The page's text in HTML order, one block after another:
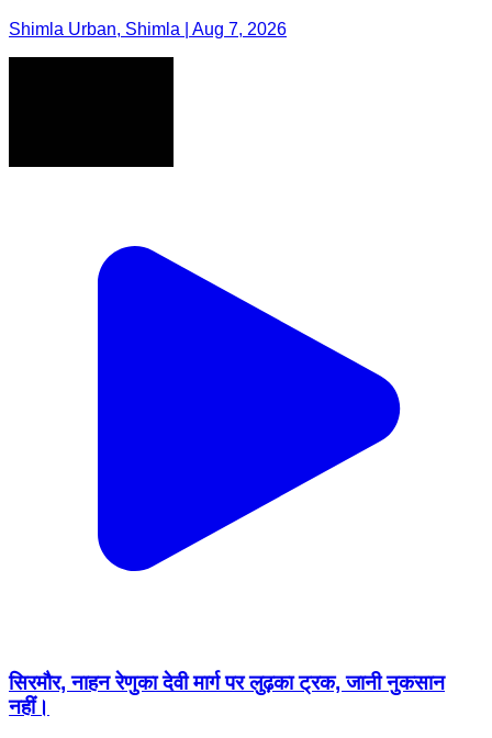
Shimla Urban, Shimla | Aug 7, 2026
सिरमौर, नाहन रेणुका देवी मार्ग पर लुढ़का ट्रक, जानी नुकसान
नहीं।